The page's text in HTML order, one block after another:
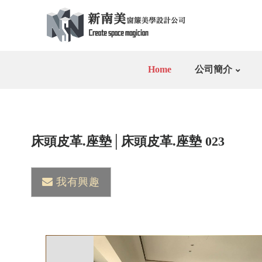
Home 公司簡介
床頭皮革.座墊│床頭皮革.座墊 023
我有興趣